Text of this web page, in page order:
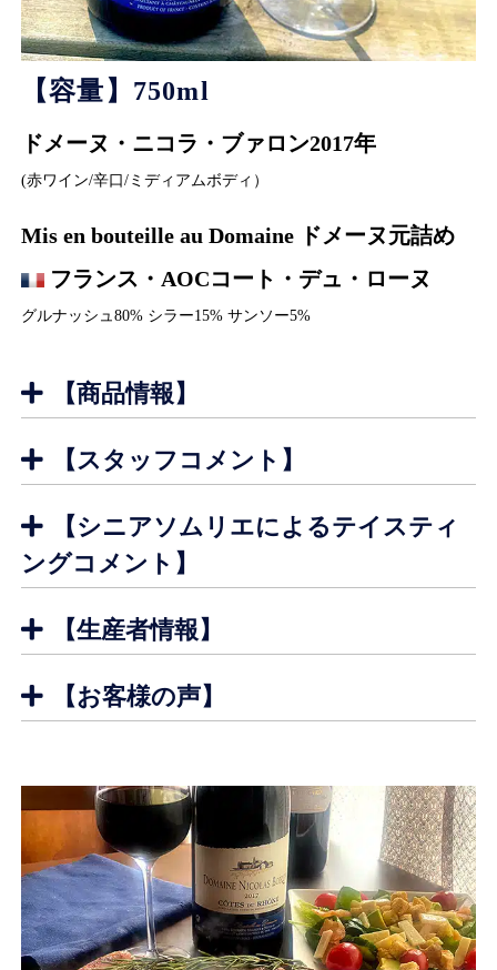
【容量】750ml
ドメーヌ・ニコラ・ブァロン2017年
(赤ワイン/辛口/ミディアムボディ）
Mis en bouteille au Domaine ドメーヌ元詰め
フランス・AOCコート・デュ・ローヌ
グルナッシュ80% シラー15% サンソー5%
【商品情報】
【スタッフコメント】
【シニアソムリエによるテイスティ
ングコメント】
外観
ー。
繊細なアロマの香り、バニラ、ラズベリー、ブラックベ
リー、プラム。
象。ダークチョコレート、胡椒。
味わ
い
しっかりとした骨格を持ち、しなやかでシルキーなタン
ニンとのバランスが良いワイン。
豊かな風味、素晴らしい仕上がりで、ドライな後味も秀
逸。時間が経過するにつれ濃厚な甘みも感じる。
【生産者情報】
【お客様の声】